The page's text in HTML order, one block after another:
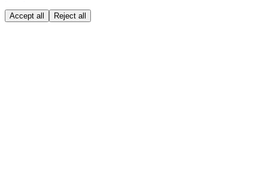
Accept all Reject all